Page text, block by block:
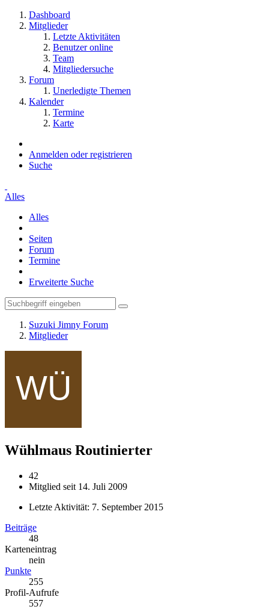
Dashboard
Mitglieder
Letzte Aktivitäten
Benutzer online
Team
Mitgliedersuche
Forum
Unerledigte Themen
Kalender
Termine
Karte
Anmelden oder registrieren
Suche
Alles
Alles
Seiten
Forum
Termine
Erweiterte Suche
Suzuki Jimny Forum
Mitglieder
Wühlmaus Routinierter
42
Mitglied seit 14. Juli 2009
Letzte Aktivität: 7. September 2015
Beiträge
48
Karteneintrag
nein
Punkte
255
Profil-Aufrufe
557